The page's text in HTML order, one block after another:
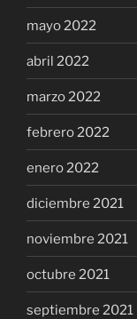
mayo 2022
abril 2022
marzo 2022
febrero 2022
enero 2022
diciembre 2021
noviembre 2021
octubre 2021
septiembre 2021